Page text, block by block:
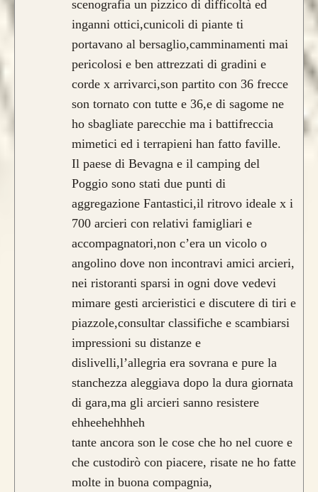
scenografia un pizzico di difficoltà ed
inganni ottici,cunicoli di piante ti
portavano al bersaglio,camminamenti mai
pericolosi e ben attrezzati di gradini e
corde x arrivarci,son partito con 36 frecce
son tornato con tutte e 36,e di sagome ne
ho sbagliate parecchie ma i battifreccia
mimetici ed i terrapieni han fatto faville.
Il paese di Bevagna e il camping del
Poggio sono stati due punti di
aggregazione Fantastici,il ritrovo ideale x i
700 arcieri con relativi famigliari e
accompagnatori,non c’era un vicolo o
angolino dove non incontravi amici arcieri,
nei ristoranti sparsi in ogni dove vedevi
mimare gesti arcieristici e discutere di tiri e
piazzole,consultar classifiche e scambiarsi
impressioni su distanze e
dislivelli,l’allegria era sovrana e pure la
stanchezza aleggiava dopo la dura giornata
di gara,ma gli arcieri sanno resistere
ehheehehhheh
tante ancora son le cose che ho nel cuore e
che custodirò con piacere, risate ne ho fatte
molte in buona compagnia,